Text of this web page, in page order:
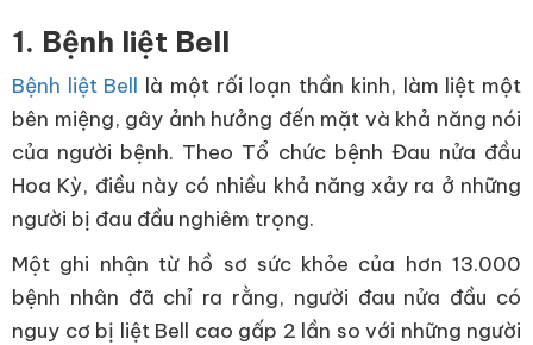
1. Bệnh liệt Bell
Bệnh liệt Bell là một rối loạn thần kinh, làm liệt một
bên miệng, gây ảnh hưởng đến mặt và khả năng nói
của người bệnh. Theo Tổ chức bệnh Đau nửa đầu
Hoa Kỳ, điều này có nhiều khả năng xảy ra ở những
người bị đau đầu nghiêm trọng.
Một ghi nhận từ hồ sơ sức khỏe của hơn 13.000
bệnh nhân đã chỉ ra rằng, người đau nửa đầu có
nguy cơ bị liệt Bell cao gấp 2 lần so với những người